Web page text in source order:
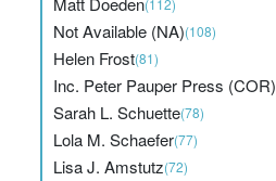
(112)
Not Available (NA)(108)
Helen Frost(81)
Inc. Peter Pauper Press (COR)
Sarah L. Schuette(78)
Lola M. Schaefer(77)
Lisa J. Amstutz(72)